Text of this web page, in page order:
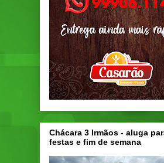
Chácara 3 Irmãos - aluga
festas e fim de semana